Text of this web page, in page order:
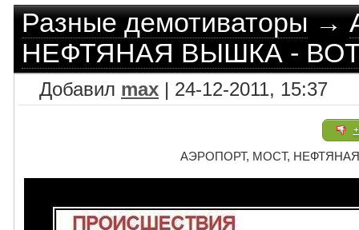
Разные демотиваторы→
НЕФТЯНАЯ ВЫШКА -
Добавил max | 24-12-2011, 15:37
АЭРОПОРТ, МОСТ,